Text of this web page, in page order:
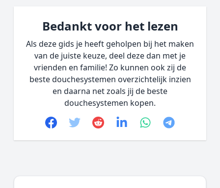
Bedankt voor het lezen
Als deze gids je heeft geholpen bij het maken
van de juiste keuze, deel deze dan met je
vrienden en familie! Zo kunnen ook zij de
beste douchesystemen overzichtelijk inzien
en daarna net zoals jij de beste
douchesystemen kopen.
Facebook
TwitterRedditlinkedinwhatsapp
telegram